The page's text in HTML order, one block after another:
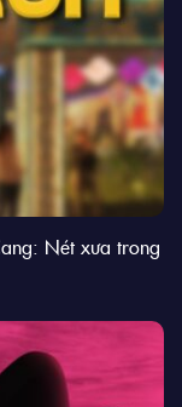
Nét xưa trong